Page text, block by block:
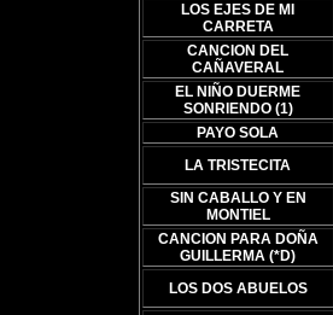
LOS EJES DE MI
CARRETA
CANCION DEL
CAÑAVERAL
EL NIÑO DUERME
SONRIENDO (1)
PAYO SOLA
LA TRISTECITA
SIN CABALLO Y EN
MONTIEL
CANCION PARA DOÑA
GUILLERMA (*D)
LOS DOS ABUELOS